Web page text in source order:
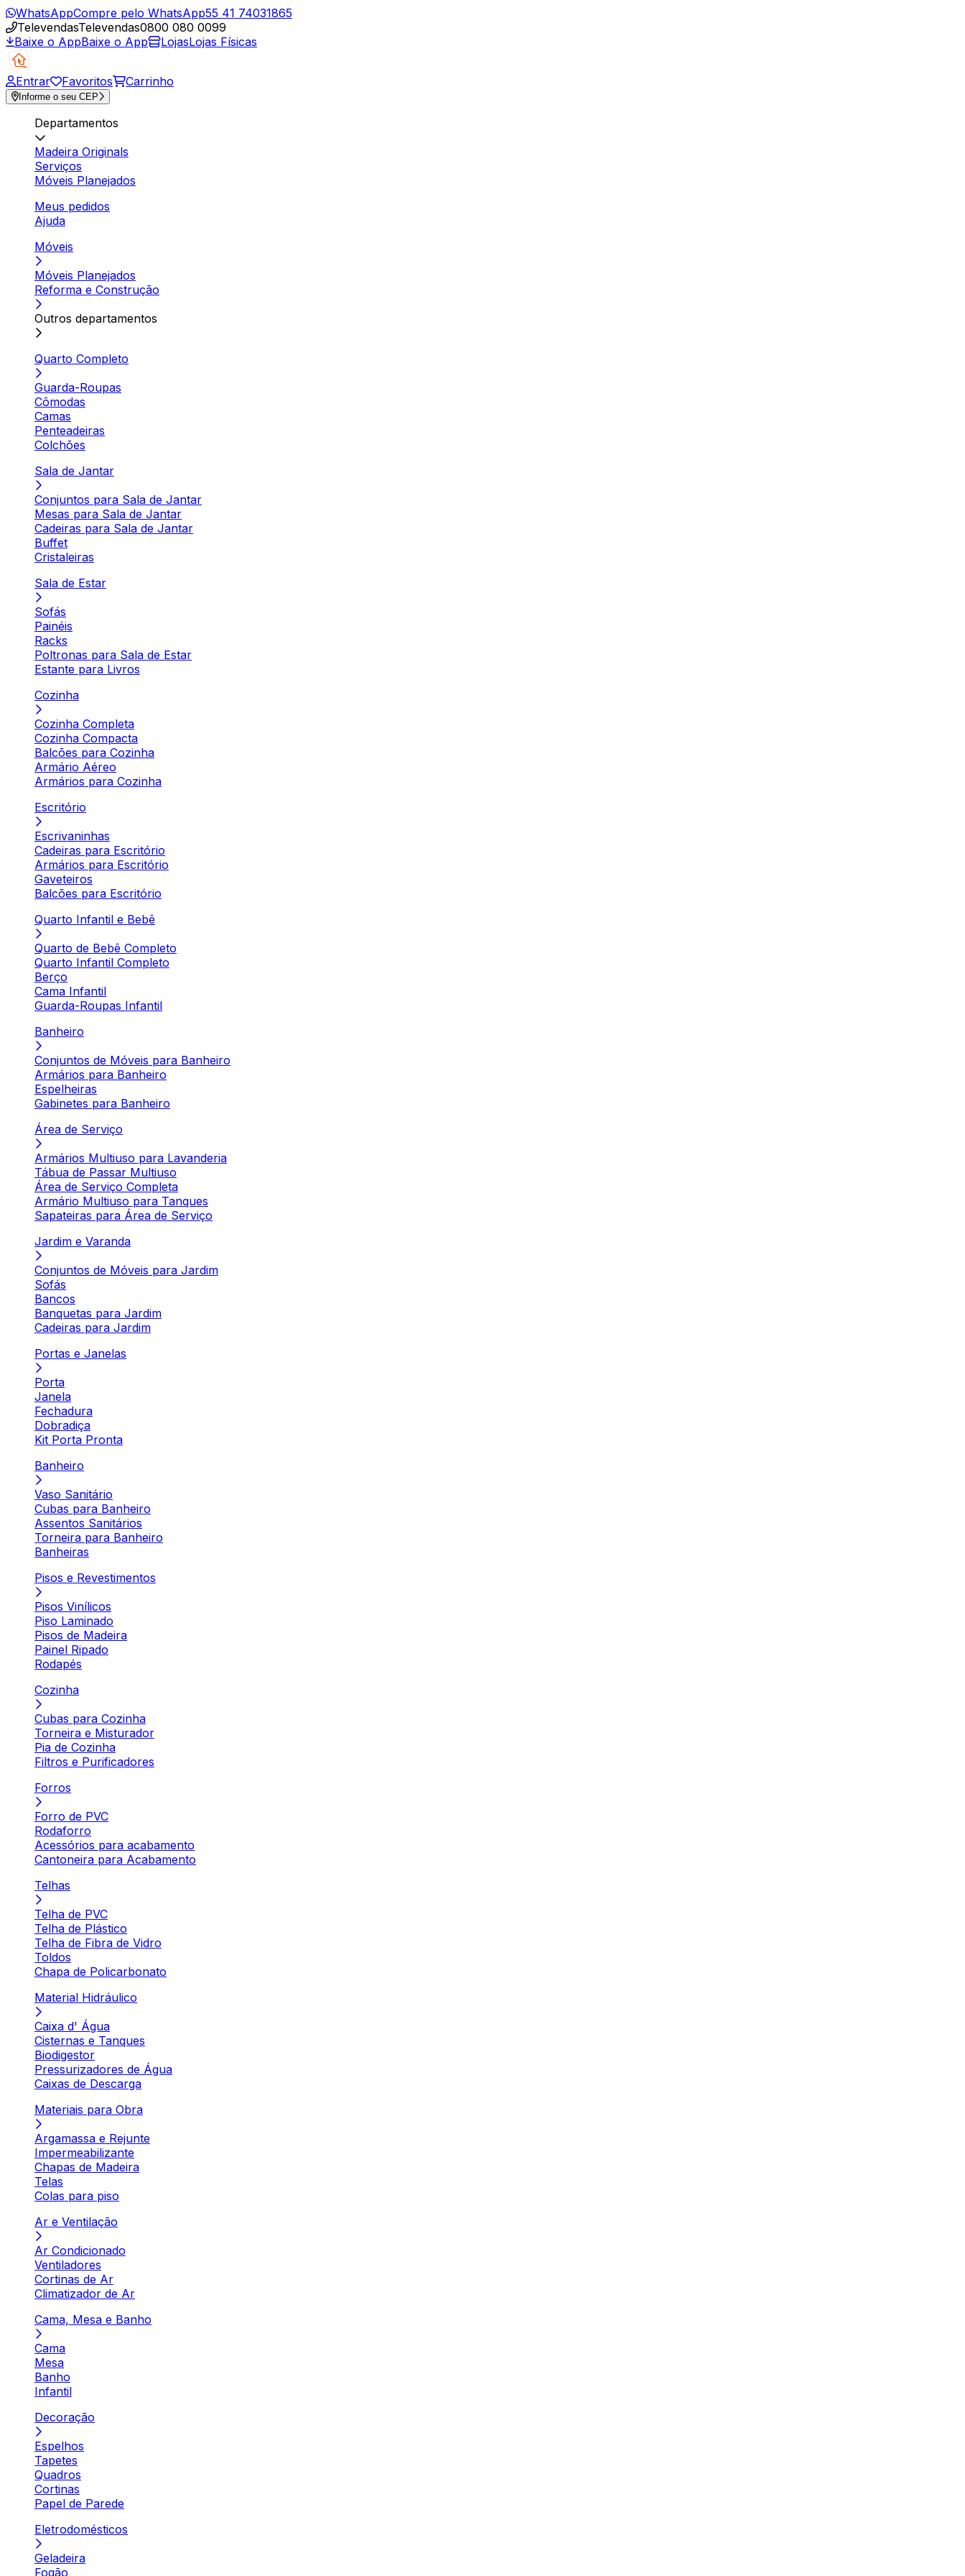
WhatsAppCompre pelo WhatsApp55 41 74031865
TelevendasTelevendas0800 080 0099
Baixe o AppBaixe o App LojasLojas Físicas
Entrar Favoritos Carrinho
Informe o seu CEP
Departamentos
Madeira Originals
Serviços
Móveis Planejados
Meus pedidos
Ajuda
Móveis
Móveis Planejados
Reforma e Construção
Outros departamentos
Quarto Completo
Guarda-Roupas
Cômodas
Camas
Penteadeiras
Colchões
Sala de Jantar
Conjuntos para Sala de Jantar
Mesas para Sala de Jantar
Cadeiras para Sala de Jantar
Buffet
Cristaleiras
Sala de Estar
Sofás
Painéis
Racks
Poltronas para Sala de Estar
Estante para Livros
Cozinha
Cozinha Completa
Cozinha Compacta
Balcões para Cozinha
Armário Aéreo
Armários para Cozinha
Escritório
Escrivaninhas
Cadeiras para Escritório
Armários para Escritório
Gaveteiros
Balcões para Escritório
Quarto Infantil e Bebê
Quarto de Bebê Completo
Quarto Infantil Completo
Berço
Cama Infantil
Guarda-Roupas Infantil
Banheiro
Conjuntos de Móveis para Banheiro
Armários para Banheiro
Espelheiras
Gabinetes para Banheiro
Área de Serviço
Armários Multiuso para Lavanderia
Tábua de Passar Multiuso
Área de Serviço Completa
Armário Multiuso para Tanques
Sapateiras para Área de Serviço
Jardim e Varanda
Conjuntos de Móveis para Jardim
Sofás
Bancos
Banquetas para Jardim
Cadeiras para Jardim
Portas e Janelas
Porta
Janela
Fechadura
Dobradiça
Kit Porta Pronta
Banheiro
Vaso Sanitário
Cubas para Banheiro
Assentos Sanitários
Torneira para Banheiro
Banheiras
Pisos e Revestimentos
Pisos Vinílicos
Piso Laminado
Pisos de Madeira
Painel Ripado
Rodapés
Cozinha
Cubas para Cozinha
Torneira e Misturador
Pia de Cozinha
Filtros e Purificadores
Forros
Forro de PVC
Rodaforro
Acessórios para acabamento
Cantoneira para Acabamento
Telhas
Telha de PVC
Telha de Plástico
Telha de Fibra de Vidro
Toldos
Chapa de Policarbonato
Material Hidráulico
Caixa d' Água
Cisternas e Tanques
Biodigestor
Pressurizadores de Água
Caixas de Descarga
Materiais para Obra
Argamassa e Rejunte
Impermeabilizante
Chapas de Madeira
Telas
Colas para piso
Ar e Ventilação
Ar Condicionado
Ventiladores
Cortinas de Ar
Climatizador de Ar
Cama, Mesa e Banho
Cama
Mesa
Banho
Infantil
Decoração
Espelhos
Tapetes
Quadros
Cortinas
Papel de Parede
Eletrodomésticos
Geladeira
Fogão